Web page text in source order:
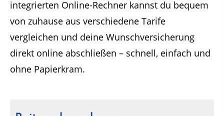
integrierten Online-Rechner kannst du bequem
von zuhause aus verschiedene Tarife
vergleichen und deine Wunschversicherung
direkt online abschließen – schnell, einfach und
ohne Papierkram.